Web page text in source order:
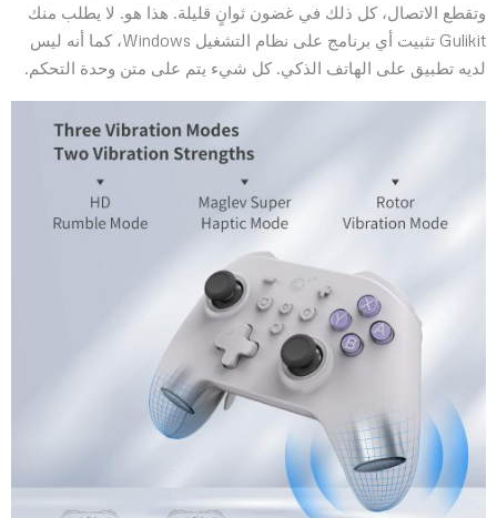
وتقطع الاتصال، كل ذلك في غضون ثوانٍ قليلة. هذا هو. لا يطلب منك
Gulikit تثبيت أي برنامج على نظام التشغيل Windows، كما أنه ليس
لديه تطبيق على الهاتف الذكي. كل شيء يتم على متن وحدة التحكم.